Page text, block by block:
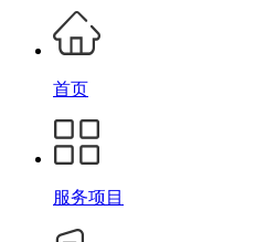
首页
服务项目